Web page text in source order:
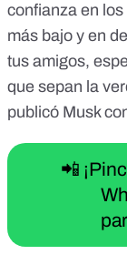
confianza en
más bajo y en
tus amigos,
que sepan la
publicó Musk
📲